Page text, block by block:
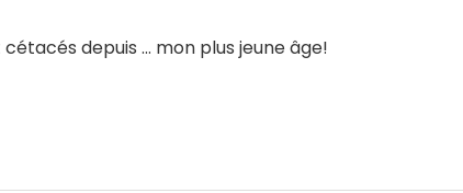
depuis ... mon plus jeune âge!